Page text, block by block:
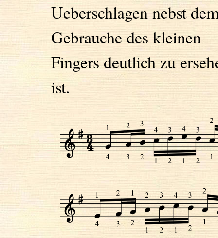
Ueberschlagen nebst
Gebrauche des kleinen
Fingers deutlich zu
ist.